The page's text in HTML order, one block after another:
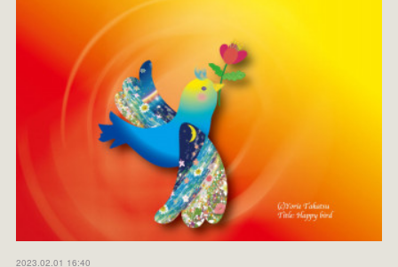
2023.02.01 16:40